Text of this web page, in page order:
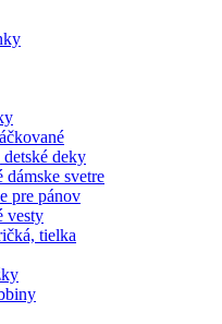
deky
dámske svetre
pre pánov
vesty
tielka